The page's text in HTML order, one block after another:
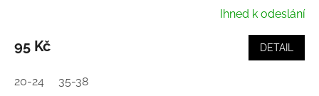
Ihned k odeslání
95 Kč DETAIL
20-24 35-38